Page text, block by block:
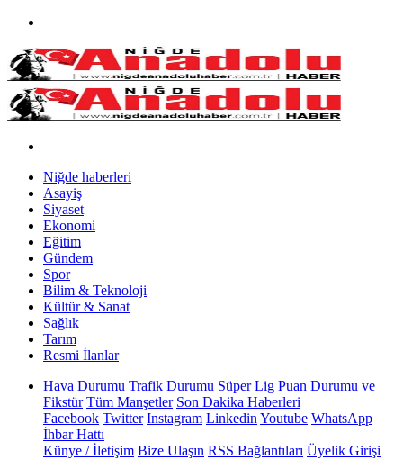
Niğde haberleri
Asayiş
Siyaset
Ekonomi
Eğitim
Gündem
Spor
Bilim & Teknoloji
Kültür & Sanat
Sağlık
Tarım
Resmi İlanlar
Hava Durumu Trafik Durumu Süper Lig Puan Durumu ve
Fikstür Tüm Manşetler Son Dakika Haberleri
Facebook Twitter Instagram Linkedin Youtube WhatsApp
İhbar Hattı
Künye / İletişim Bize Ulaşın RSS Bağlantıları Üyelik Girişi